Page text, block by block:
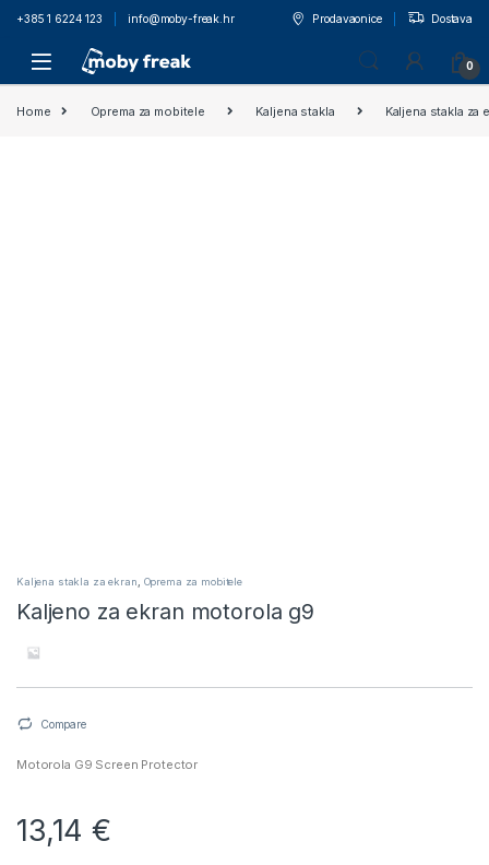
+385 1 6224 123 info@moby-freak.hr Prodavaonice Dostava
0
Home Oprema za mobitele Kaljena stakla Kaljena stakla za
Kaljena stakla za ekran Oprema za mobitele
Kaljeno za ekran motorola g9
Compare
Motorola G9 Screen Protector
13,14€